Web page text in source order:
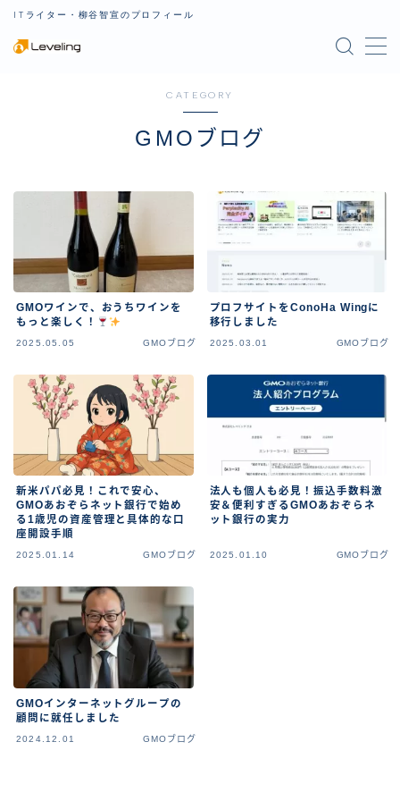
ITライター・柳谷智宣のプロフィール
お問い合わせ
CATEGORY
GMOブログ
GMOワインで、おうちワインを
もっと楽しく！
2025.05.05 GMOブログ
プロフサイトをConoHa Wingに
移行しました
2025.03.01 GMOブログ
新米パパ必見！これで安心、
GMOあおぞらネット銀行で始め
る1歳児の資産管理と具体的な口
座開設手順
2025.01.14 GMOブログ
法人も個人も必見！振込手数料激
安＆便利すぎるGMOあおぞらネ
ット銀行の実力
2025.01.10 GMOブログ
GMOインターネットグループの
顧問に就任しました
2024.12.01 GMOブログ